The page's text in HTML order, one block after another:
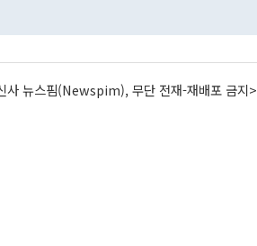
사 뉴스핌(Newspim), 무단 전재-재배포 금지>